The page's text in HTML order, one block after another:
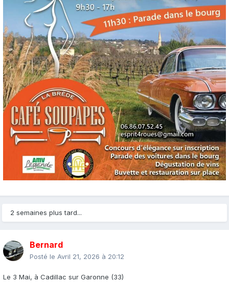
2 semaines plus tard...
Bernard
Posté le Avril 21, 2026 à 20:12
Le 3 Mai, à Cadillac sur Garonne (33)